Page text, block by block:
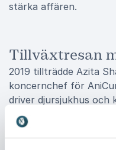
stärka affären.
Tillväxtresan
2019 tillträdde Azita
koncernchef för
driver djursjukhus och
hon började var
med 250 djursjukhus